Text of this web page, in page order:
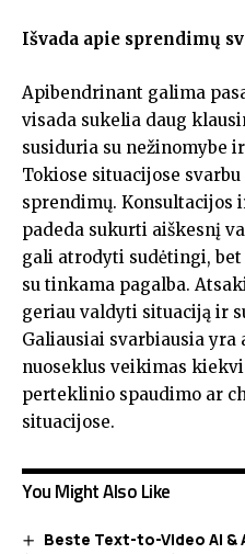
Išvada apie sprendimų
Apibendrinant galima
visada sukelia daug
susiduria su nežinomybe
Tokiose situacijose
sprendimų. Konsultacijos
padeda sukurti aiškesnį
gali atrodyti sudėtingi,
su tinkama pagalba.
geriau valdyti situaciją ir
Galiausiai svarbiausia yra
nuoseklus veikimas
perteklinio spaudimo ar
situacijose.
You Might Also Like
Beste Text-to-Video AI &